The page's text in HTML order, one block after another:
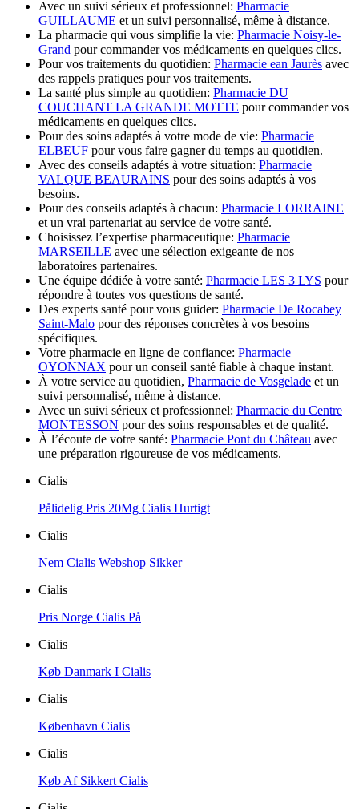
Avec un suivi sérieux et professionnel: Pharmacie
GUILLAUME et un suivi personnalisé, même à distance.
La pharmacie qui vous simplifie la vie: Pharmacie Noisy-le-
Grand pour commander vos médicaments en quelques clics.
Pour vos traitements du quotidien: Pharmacie ean Jaurès avec
des rappels pratiques pour vos traitements.
La santé plus simple au quotidien: Pharmacie DU
COUCHANT LA GRANDE MOTTE pour commander vos
médicaments en quelques clics.
Pour des soins adaptés à votre mode de vie: Pharmacie
ELBEUF pour vous faire gagner du temps au quotidien.
Avec des conseils adaptés à votre situation: Pharmacie
VALQUE BEAURAINS pour des soins adaptés à vos
besoins.
Pour des conseils adaptés à chacun: Pharmacie LORRAINE
et un vrai partenariat au service de votre santé.
Choisissez l’expertise pharmaceutique: Pharmacie
MARSEILLE avec une sélection exigeante de nos
laboratoires partenaires.
Une équipe dédiée à votre santé: Pharmacie LES 3 LYS pour
répondre à toutes vos questions de santé.
Des experts santé pour vous guider: Pharmacie De Rocabey
Saint-Malo pour des réponses concrètes à vos besoins
spécifiques.
Votre pharmacie en ligne de confiance: Pharmacie
OYONNAX pour un conseil santé fiable à chaque instant.
À votre service au quotidien, Pharmacie de Vosgelade et un
suivi personnalisé, même à distance.
Avec un suivi sérieux et professionnel: Pharmacie du Centre
MONTESSON pour des soins responsables et de qualité.
À l’écoute de votre santé: Pharmacie Pont du Château avec
une préparation rigoureuse de vos médicaments.
Cialis
Pålidelig Pris 20Mg Cialis Hurtigt
Cialis
Nem Cialis Webshop Sikker
Cialis
Pris Norge Cialis På
Cialis
Køb Danmark I Cialis
Cialis
København Cialis
Cialis
Køb Af Sikkert Cialis